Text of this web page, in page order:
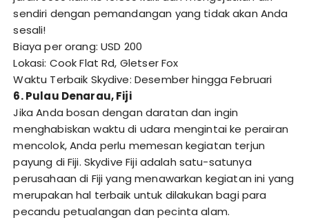
sendiri dengan pemandangan yang tidak akan Anda
sesali!
Biaya per orang: USD 200
Lokasi: Cook Flat Rd, Gletser Fox
Waktu Terbaik Skydive: Desember hingga Februari
6. Pulau Denarau, Fiji
Jika Anda bosan dengan daratan dan ingin
menghabiskan waktu di udara mengintai ke perairan
mencolok, Anda perlu memesan kegiatan terjun
payung di Fiji. Skydive Fiji adalah satu-satunya
perusahaan di Fiji yang menawarkan kegiatan ini yang
merupakan hal terbaik untuk dilakukan bagi para
pecandu petualangan dan pecinta alam.